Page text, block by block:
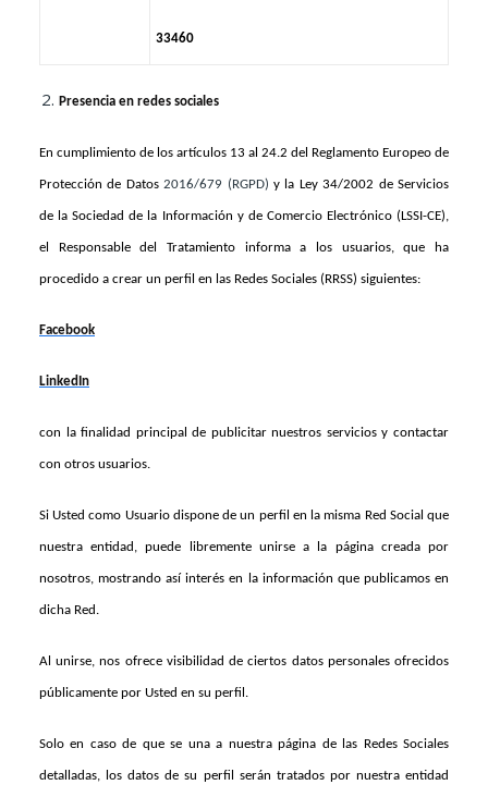
33460
Presencia en redes sociales
En cumplimiento de los artículos 13 al 24.2 del Reglamento Europeo de
Protección de Datos2016/679 (RGPD)y la Ley 34/2002 de Servicios
de la Sociedad de la Información y de Comercio Electrónico (LSSI-CE),
el Responsable del Tratamiento informa a los usuarios, que ha
procedido a crear un perfil en las Redes Sociales (RRSS) siguientes:
Facebook
LinkedIn
con la finalidad principal de publicitar nuestros servicios y contactar
con otros usuarios.
Si Usted como Usuario dispone de un perfil en la misma Red Social que
nuestra entidad, puede libremente unirse a la página creada por
nosotros, mostrando así interés en la información que publicamos en
dicha Red.
Al unirse, nos ofrece visibilidad de ciertos datos personales ofrecidos
públicamente por Usted en su perfil.
Solo en caso de que se una a nuestra página de las Redes Sociales
detalladas, los datos de su perfil serán tratados por nuestra entidad